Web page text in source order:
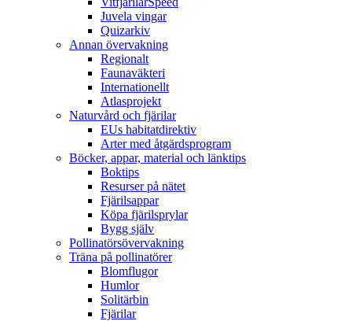
Juvela vingar
Quizarkiv
Annan övervakning
Regionalt
Faunaväkteri
Internationellt
Atlasprojekt
Naturvård och fjärilar
EUs habitatdirektiv
Arter med åtgärdsprogram
Böcker, appar, material och länktips
Boktips
Resurser på nätet
Fjärilsappar
Köpa fjärilsprylar
Bygg själv
Pollinatörsövervakning
Träna på pollinatörer
Blomflugor
Humlor
Solitärbin
Fjärilar